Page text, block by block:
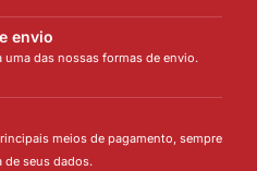
envio
uma das nossas formas de envio.
meios de pagamento, sempre
de seus dados.